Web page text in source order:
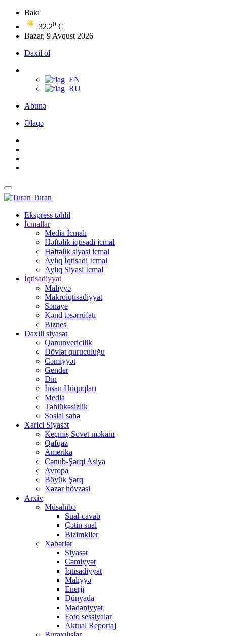
Bakı
32.20 C
Bazar, 9 Avqust 2026
Daxil ol
Abunə
Əlaqə
Turan
Ekspress təhlil
İcmallar
Media İcmalı
Həftəlik iqtisadi icmal
Həftəlik siyasi icmal
Aylıq İqtisadi İcmal
Aylıq Siyasi İcmal
İqtisadiyyat
Maliyyə
Makroiqtisadiyyat
Sənaye
Kənd təsərrüfatı
Biznes
Daxili siyasət
Qanunvericilik
Dövlət quruculuğu
Cəmiyyət
Gender
Din
İnsan Hüquqları
Media
Təhlükəsizlik
Sosial sahə
Xarici Siyasət
Keçmiş Sovet məkanı
Qafqaz
Amerika
Cənub-Şərqi Asiya
Avropa
Böyük Şərq
Xəzər hövzəsi
Arxiv
Müsahibə
Sual-cavab
Çətin sual
Bizimkiler
Xəbərlər
Siyasət
Cəmiyyət
İqtisadiyyat
Maliyyə
Enerji
Dünyada
Mədəniyyət
Foto sessiyalar
Aktual Reportaj